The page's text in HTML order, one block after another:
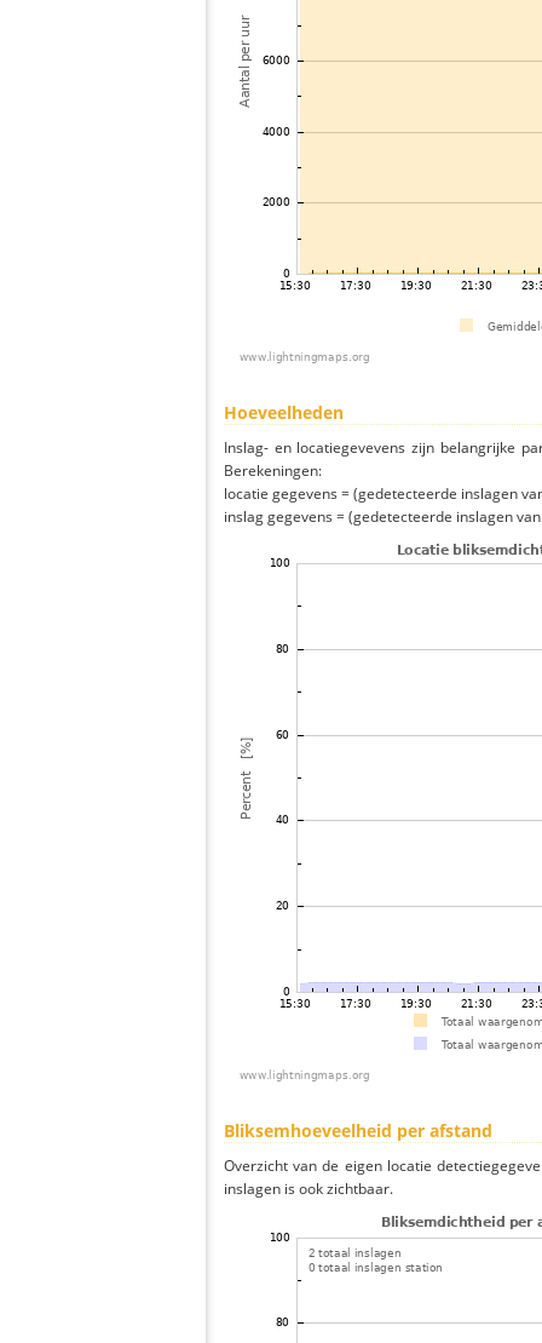
Hoeveelheden
Inslag- en locatiegevevens zijn belangrijke
Berekeningen:
locatie gegevens = (gedetecteerde inslagen
inslag gegevens = (gedetecteerde inslagen
Bliksemhoeveelheid per afstand
Overzicht van de eigen locatie
inslagen is ook zichtbaar.